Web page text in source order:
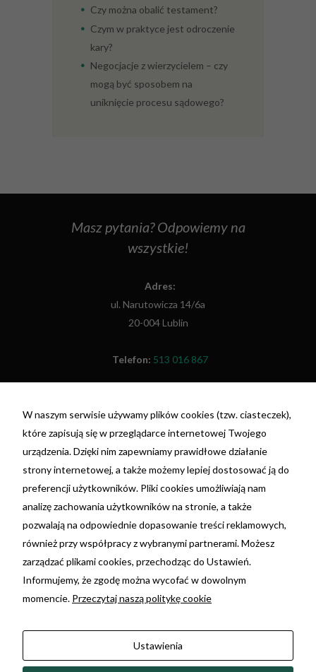
Czy można obalić testament?
Czym w praktyce jest odroczenie
kary?
Negocjacje z wierzycielem – czy
mogą być sposobem na
uniknięcie procesu sądowego?
Masz pytania? Odpowiemy na
wszystkie!
Adres:
ul. Narutowicza 14/6a
20-004 Lublin
Telefon: 513 016 867
NIP: 7692055698
REGON: 381396675
nr konta: 29 1020 3150 0000 3202 0110 4199 -
PKO BP
Ta strona korzysta z plików cookie. Używając tej
strony wyrażasz zgodę na używanie plików
cookie, zgodnie z aktualnymi ustawieniami
Twojej przeglądarki. Możesz dowiedzieć się
więcej w jakim celu są używane oraz o zmianie
Zmień ustawienia Cookies
W naszym serwisie używamy plików cookies (tzw. ciasteczek),
które zapisują się w przeglądarce internetowej Twojego
urządzenia. Dzięki nim zapewniamy prawidłowe działanie
strony internetowej, a także możemy lepiej dostosować ją do
preferencji użytkowników. Pliki cookies umożliwiają nam
analizę zachowania użytkowników na stronie, a także
pozwalają na odpowiednie dopasowanie treści reklamowych,
również przy współpracy z wybranymi partnerami. Możesz
zarządzać plikami cookies, przechodząc do Ustawień.
Informujemy, że zgodę można wycofać w dowolnym
momencie. Przeczytaj naszą politykę cookie
Ustawienia